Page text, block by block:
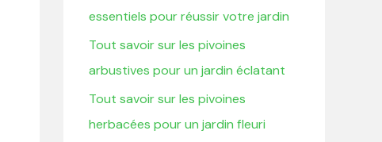
essentiels pour réussir votre jardin
Tout savoir sur les pivoines
arbustives pour un jardin éclatant
Tout savoir sur les pivoines
herbacées pour un jardin fleuri